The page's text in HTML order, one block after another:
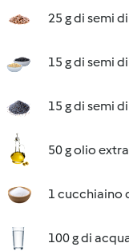
25 g di semi
15 g di semi
15 g di semi
50 g olio
1 cucchiaino
100 g di